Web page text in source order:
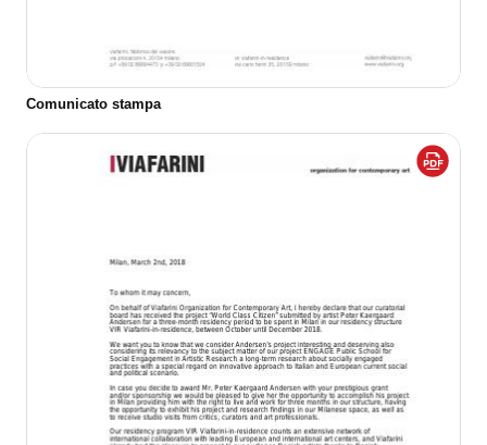
Comunicato stampa